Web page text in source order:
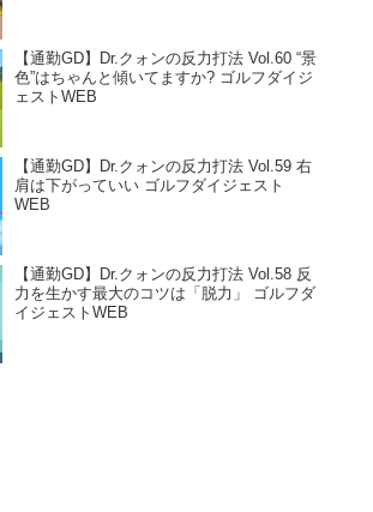
【通勤GD】Dr.クォンの反力打法 Vol.60 “景
色”はちゃんと傾いてますか? ゴルフダイジ
ェストWEB
【通勤GD】Dr.クォンの反力打法 Vol.59 右
肩は下がっていい ゴルフダイジェスト
WEB
【通勤GD】Dr.クォンの反力打法 Vol.58 反
力を生かす最大のコツは「脱力」 ゴルフダ
イジェストWEB